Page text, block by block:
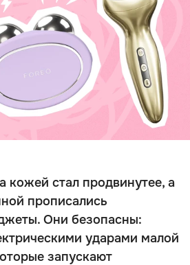
кожей стал продвинутее, а
прописались
Они безопасны:
ударами малой
запускают